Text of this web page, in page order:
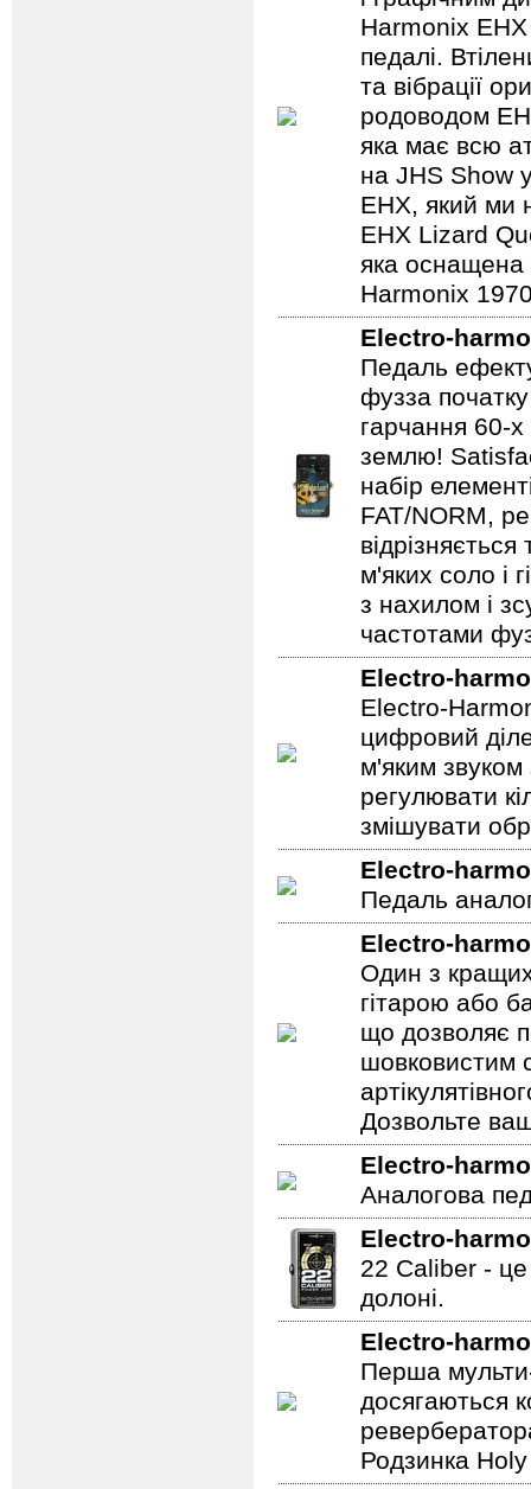
Harmonix
педалі.
та вібрації
родоводом
яка має всю
на JHS Show
EHX, який ми
EHX Lizard
яка оснащена
Harmonix
Electro-
Педаль
фузза
гарчання 60-
землю!
набір
FAT/NORM,
м'яких соло і
з нахилом і
частотами
Electro-
Electro-
цифровий
м'яким
регулювати
змішувати
Electro-
Педаль
Electro-
Один з
гітарою або
що дозволяє
шовковистим
Дозвольте
Electro-
Аналогова
Electro-
22 Caliber - це
долоні.
Electro-
Перша
досягаються
Родзинка